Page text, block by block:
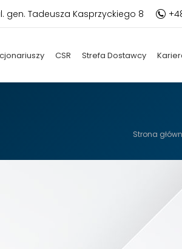
gen. Tadeusza Kasprzyckiego 8
CSR Strefa Dostawcy
Strona